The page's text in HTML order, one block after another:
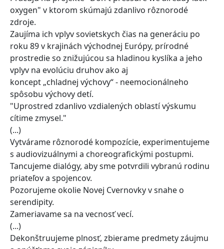
oxygen" v ktorom skúmajú zdanlivo rôznorodé
zdroje.
Zaujíma ich vplyv sovietskych čias na generáciu po
roku 89 v krajinách východnej Európy, prírodné
prostredie so znižujúcou sa hladinou kyslíka a jeho
vplyv na evolúciu druhov ako aj
koncept „chladnej výchovy“ - neemocionálneho
spôsobu výchovy detí.
"Uprostred zdanlivo vzdialených oblastí výskumu
cítime zmysel."
(...)
Vytvárame rôznorodé kompozície, experimentujeme
s audiovizuálnymi a choreografickými postupmi.
Tancujeme dialógy, aby sme potvrdili vybranú rodinu
priateľov a spojencov.
Pozorujeme okolie Novej Cvernovky v snahe o
serendipity.
Zameriavame sa na vecnosť vecí.
(...)
Dekonštruujeme plnosť, zbierame predmety záujmu